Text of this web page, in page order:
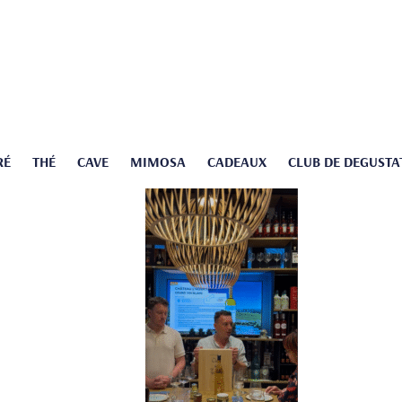
THÉ CAVE MIMOSA CADEAUX CLUB DE